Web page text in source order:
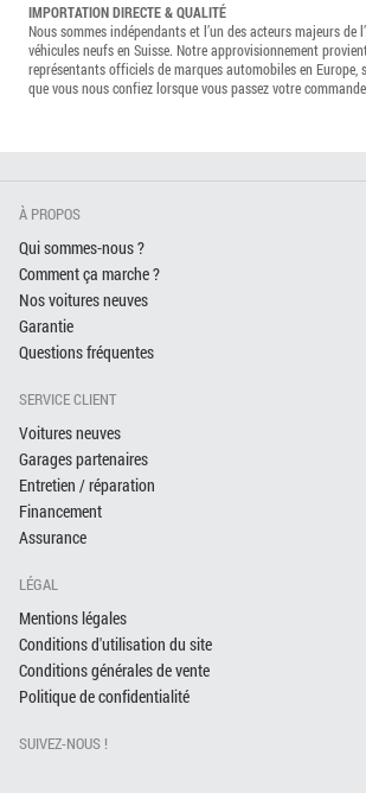
IMPORTATION DIRECTE & QUALITÉ
Nous sommes indépendants et l’un des acteurs majeurs de
véhicules neufs en Suisse. Notre approvisionnement
représentants officiels de marques automobiles en Europe,
que vous nous confiez lorsque vous passez votre
À PROPOS
Qui sommes-nous ?
Comment ça marche ?
Nos voitures neuves
Garantie
Questions fréquentes
SERVICE CLIENT
Voitures neuves
Garages partenaires
Entretien / réparation
Financement
Assurance
LÉGAL
Mentions légales
Conditions d'utilisation du site
Conditions générales de vente
Politique de confidentialité
SUIVEZ-NOUS !